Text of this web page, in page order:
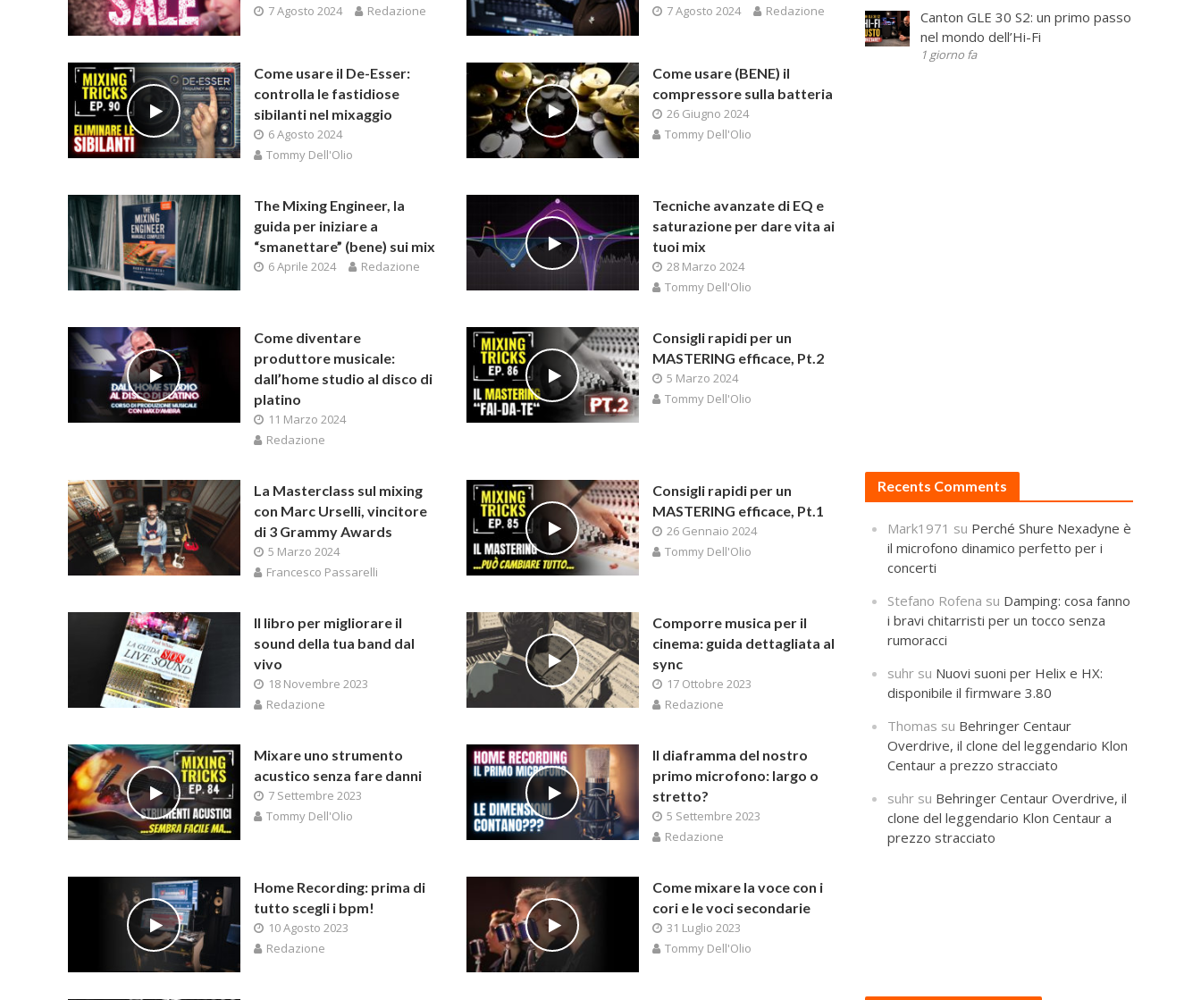
7 Agosto 2024 Redazione 7 Agosto 2024 Redazione
Come usare il De-Esser:
controlla le fastidiose
sibilanti nel mixaggio
6 Agosto 2024
Tommy Dell'Olio
Come usare (BENE) il
compressore sulla batteria
26 Giugno 2024
Tommy Dell'Olio
The Mixing Engineer, la
guida per iniziare a
“smanettare” (bene) sui mix
6 Aprile 2024 Redazione
Tecniche avanzate di EQ e
saturazione per dare vita ai
tuoi mix
28 Marzo 2024
Tommy Dell'Olio
Come diventare
produttore musicale:
dall’home studio al disco di
platino
11 Marzo 2024
Redazione
Consigli rapidi per un
MASTERING efficace, Pt.2
5 Marzo 2024
Tommy Dell'Olio
La Masterclass sul mixing
con Marc Urselli, vincitore
di 3 Grammy Awards
5 Marzo 2024
Francesco Passarelli
Consigli rapidi per un
MASTERING efficace, Pt.1
26 Gennaio 2024
Tommy Dell'Olio
Il libro per migliorare il
sound della tua band dal
vivo
18 Novembre 2023
Redazione
Comporre musica per il
cinema: guida dettagliata al
sync
17 Ottobre 2023
Redazione
Mixare uno strumento
acustico senza fare danni
7 Settembre 2023
Tommy Dell'Olio
Il diaframma del nostro
primo microfono: largo o
stretto?
5 Settembre 2023
Redazione
Home Recording: prima di
tutto scegli i bpm!
10 Agosto 2023
Redazione
Come mixare la voce con i
cori e le voci secondarie
31 Luglio 2023
Tommy Dell'Olio
Canton GLE 30 S2: un primo passo
nel mondo dell’Hi-Fi
1 giorno fa
Recents Comments
Mark1971 su Perché Shure Nexadyne è
il microfono dinamico perfetto per i
concerti
Stefano Rofena su Damping: cosa fanno
i bravi chitarristi per un tocco senza
rumoracci
suhr su Nuovi suoni per Helix e HX:
disponibile il firmware 3.80
Thomas su Behringer Centaur
Overdrive, il clone del leggendario Klon
Centaur a prezzo stracciato
suhr su Behringer Centaur Overdrive, il
clone del leggendario Klon Centaur a
prezzo stracciato